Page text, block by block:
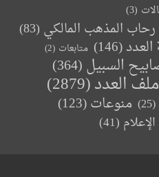
(3)
المذهب المالكي (83)
العدد(146) متابعات (2)
السبيل(364)
ملف العدد(2879)
(25) منوعات(123)
(41)